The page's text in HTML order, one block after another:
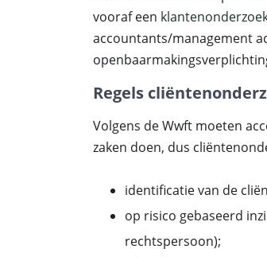
vooraf een
accountants/management
Regels
Volgens de Wwft moeten
zaken doen, dus
identificatie van de
op risico gebaseerd
rechtspersoon);